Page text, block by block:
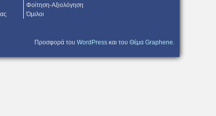
Φοίτηση-Αξιολόγηση
Όμιλοι
Προσφορά του WordPress και του Θέμα Graphene